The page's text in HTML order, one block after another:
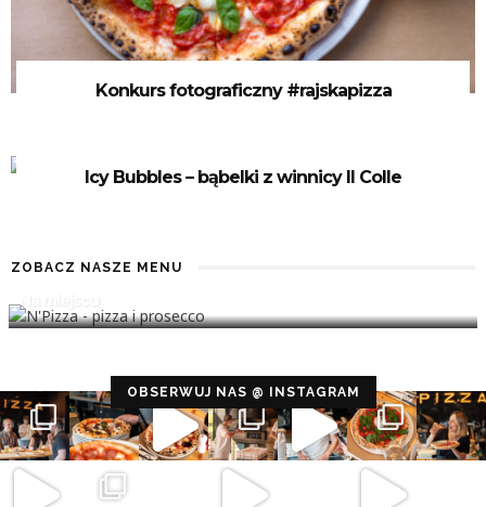
Konkurs fotograficzny #rajskapizza
Icy Bubbles – bąbelki z winnicy Il Colle
ZOBACZ NASZE MENU
Na miejscu
OBSERWUJ NAS @ INSTAGRAM
Configuration error or no pictures...